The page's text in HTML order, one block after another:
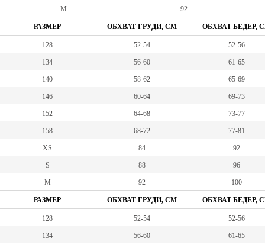
M 92
РАЗМЕР ОБХВАТ ГРУДИ, СМ ОБХВАТ БЕДЕР,
128 52-54 52-56
134 56-60 61-65
140 58-62 65-69
146 60-64 69-73
152 64-68 73-77
158 68-72 77-81
XS 84 92
S 88 96
M 92 100
РАЗМЕР ОБХВАТ ГРУДИ, СМ ОБХВАТ БЕДЕР,
128 52-54 52-56
134 56-60 61-65